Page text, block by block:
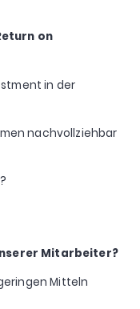
on
in der
nachvollziehbar
Mitarbeiter?
Mitteln